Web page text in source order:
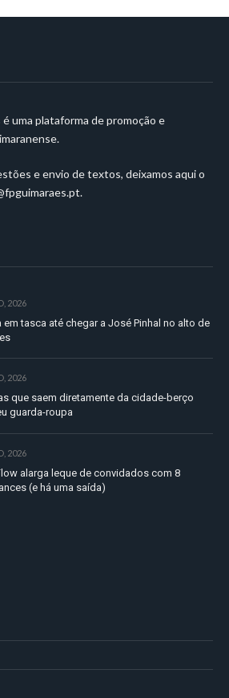
uma plataforma de promoção e
e envio de textos, deixamos aqui o
.
2026
em tasca até chegar a José Pinhal no alto de
2026
que saem diretamente da cidade-berço
guarda-roupa
2026
alarga leque de convidados com 8
(e há uma saída)